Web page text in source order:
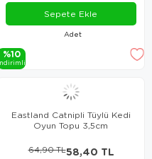
Adet
Sepete Ekle
%10
Eastland Catnipli Tüylü Kedi
Oyun Topu 3,5cm
58,40 TL
64,90 TL